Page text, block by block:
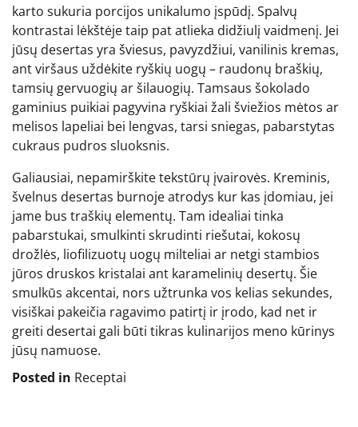
karto sukuria porcijos unikalumo įspūdį. Spalvų
kontrastai lėkštėje taip pat atlieka didžiulį vaidmenį. Jei
jūsų desertas yra šviesus, pavyzdžiui, vanilinis kremas,
ant viršaus uždėkite ryškių uogų – raudonų braškių,
tamsių gervuogių ar šilauogių. Tamsaus šokolado
gaminius puikiai pagyvina ryškiai žali šviežios mėtos ar
melisos lapeliai bei lengvas, tarsi sniegas, pabarstytas
cukraus pudros sluoksnis.
Galiausiai, nepamirškite tekstūrų įvairovės. Kreminis,
švelnus desertas burnoje atrodys kur kas įdomiau, jei
jame bus traškių elementų. Tam idealiai tinka
pabarstukai, smulkinti skrudinti riešutai, kokosų
drožlės, liofilizuotų uogų milteliai ar netgi stambios
jūros druskos kristalai ant karamelinių desertų. Šie
smulkūs akcentai, nors užtrunka vos kelias sekundes,
visiškai pakeičia ragavimo patirtį ir įrodo, kad net ir
greiti desertai gali būti tikras kulinarijos meno kūrinys
jūsų namuose.
Posted in Receptai